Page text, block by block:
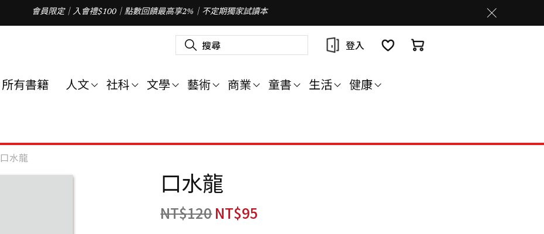
會員限定｜入會禮$100｜點數回饋最高享2%｜不定期獨家試讀本
搜
尋
字
登入
所有書籍 人文 社科 文學 藝術 商業 童書 生活 健康
口水龍
口水龍
NT$120NT$95